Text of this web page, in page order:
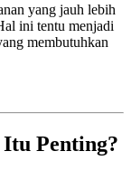
yang jauh lebih
ini tentu menjadi
membutuhkan
Penting?